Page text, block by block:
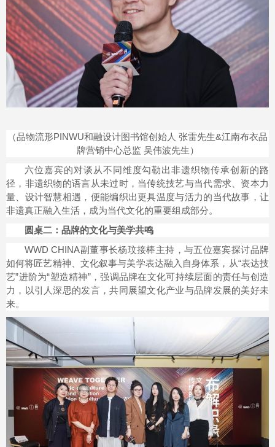
（品物流形PINWU和融设计图书馆创始人 张雷先生&江南布衣品
牌营销中心总监 吴伟波先生）
六位嘉宾的对谈从不同维度勾勒出非遗织物传承创新的路
径，非遗织物的语言从未过时，当传统技艺与当代需求、资本力
量、设计智慧相遇，便能编织出更具温度与活力的当代故事，让
非遗真正融入生活，成为当代文化的重要组成部分。
圆桌二：品牌的文化与美学共鸣
WWD CHINA副董事长杨玟接棒主持，与五位嘉宾探讨品牌
如何将匠艺精神、文化叙事与美学表达融入自身体系，从“表达技
艺”进阶为“塑造精神”，强调品牌在文化可持续层面的责任与创造
力，以引人深思的发言，共同展望文化产业与品牌发展的美好未
来。